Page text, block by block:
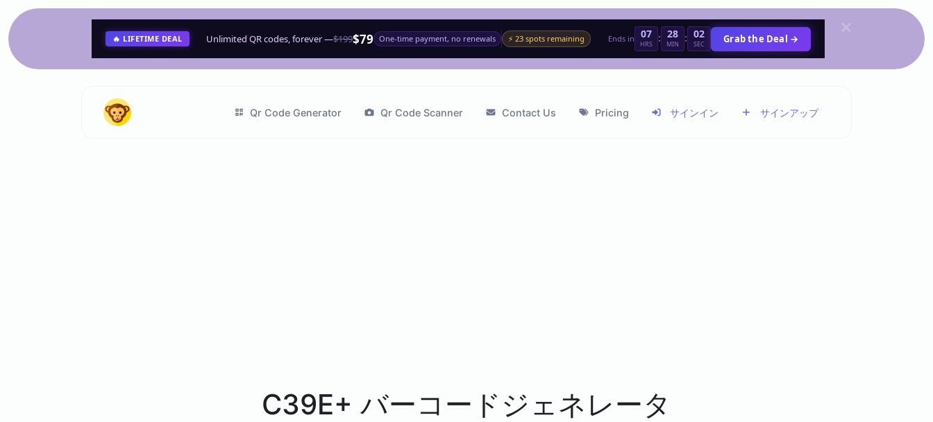
🔥 LIFETIME DEAL Unlimited QR codes, forever —$199$79 One-time payment, no renewals ⚡ 23 spots remaining Ends in 07
HRS : 28
MIN : 02
SEC Grab the Deal →
Qr Code Generator Qr Code Scanner Contact Us Pricing サインイン サインアップ
C39E+ バーコードジェネレータ